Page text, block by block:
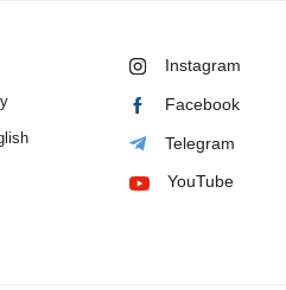
Instagram
Facebook
Telegram
YouTube